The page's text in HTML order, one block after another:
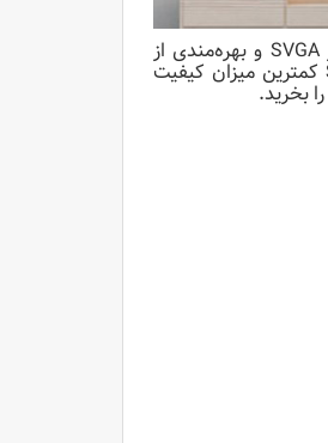
با دارا بودن 3200 انسی لومنز روشنایی و برخورداری از رزولوشن تصویر SVGA و بهره‌مندی از
تکنولوژی DLP نیازهای اولیه یک محیط کلاسی را برآورده می‌کند. البته ناگفته نماند رزولوشن SVGA کمترین میزان کیفیت